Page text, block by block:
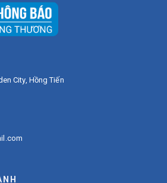
City, Hồng Tiến